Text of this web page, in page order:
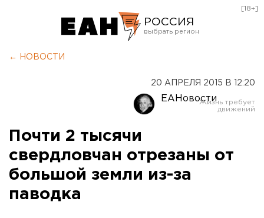
РОССИЯ
Оренбург
[18+]
← НОВОСТИ
20 АПРЕЛЯ 2015 В 12:20
ЕАНовости
Почти 2 тысячи
свердловчан отрезаны от
большой земли из-за
паводка